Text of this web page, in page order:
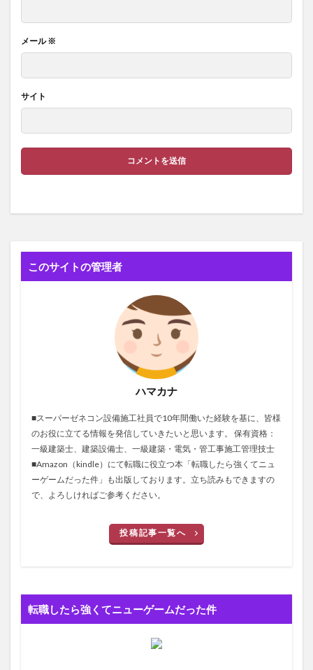
メール※
サイト
このサイトの管理者
ハマカナ
■スーパーゼネコン設備施工社員で10年間働いた経験を基に、皆様
のお役に立てる情報を発信していきたいと思います。 保有資格：
一級建築士、建築設備士、一級建築・電気・管工事施工管理技士
■Amazon（kindle）にて転職に役立つ本「転職したら強くてニュ
ーゲームだった件」も出版しております。立ち読みもできますの
で、よろしければご参考ください。
投稿記事一覧へ
転職したら強くてニューゲームだった件